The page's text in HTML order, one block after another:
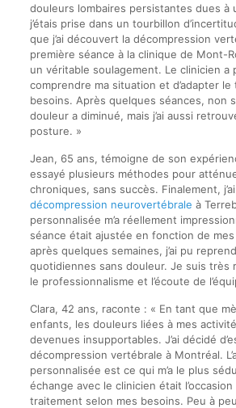
douleurs lombaires persistantes dues à
j’étais prise dans un tourbillon
que j’ai découvert la décompression
première séance à la clinique de Mont-
un véritable soulagement. Le clinicien a
comprendre ma situation et d’adapter
besoins. Après quelques séances, non
douleur a diminué, mais j’ai aussi
posture. »
Jean, 65 ans, témoigne de son
essayé plusieurs méthodes pour
chroniques, sans succès. Finalement,
décompression neurovertébrale à
personnalisée m’a réellement
séance était ajustée en fonction de
après quelques semaines, j’ai pu
quotidiennes sans douleur. Je suis très
le professionnalisme et l’écoute de
Clara, 42 ans, raconte : « En tant que
enfants, les douleurs liées à mes
devenues insupportables. J’ai décidé
décompression vertébrale à Montréal.
personnalisée est ce qui m’a le plus
échange avec le clinicien était l’occasion
traitement selon mes besoins. Peu à